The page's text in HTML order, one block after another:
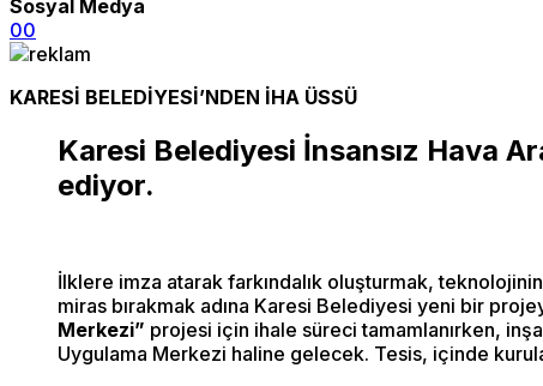
Sosyal Medya
00
KARESİ BELEDİYESİ’NDEN İHA ÜSSÜ
Karesi Belediyesi İnsansız Hava
ediyor.
İlklere imza atarak farkındalık oluşturmak,
miras bırakmak adına Karesi Belediyesi yeni bir
Merkezi” projesi için ihale süreci tamamlanırken,
Uygulama Merkezi haline gelecek. Tesis, içinde